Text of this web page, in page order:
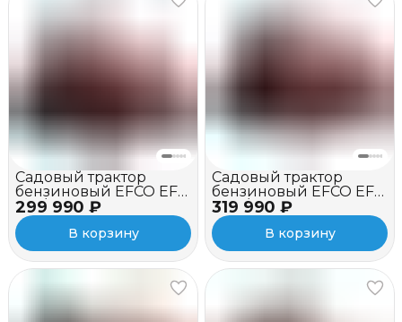
299 990 ₽
Садовый трактор
бензиновый EFCO EF
99L/14,5 K
В корзину
319 990 ₽
Садовый трактор
бензиновый EFCO EF
109L/16 K
В корзину